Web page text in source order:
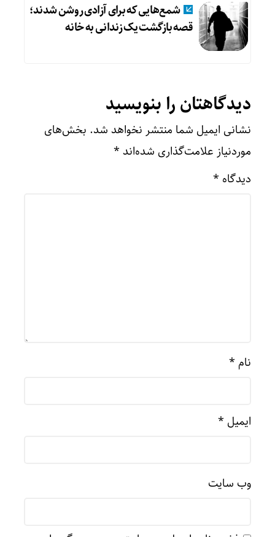
شمع‌هایی که ‌برای آزادی روشن شدند؛
قصه بازگشت یک زندانی به خانه
دیدگاهتان را بنویسید
نشانی ایمیل شما منتشر نخواهد شد. بخش‌های
موردنیاز علامت‌گذاری شده‌اند *
دیدگاه *
نام *
ایمیل *
وب‌ سایت